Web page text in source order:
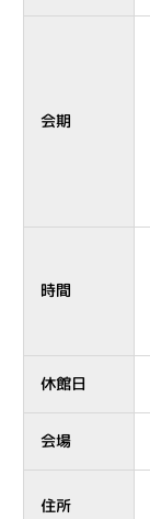
会期
時間
休館日
会場
住所